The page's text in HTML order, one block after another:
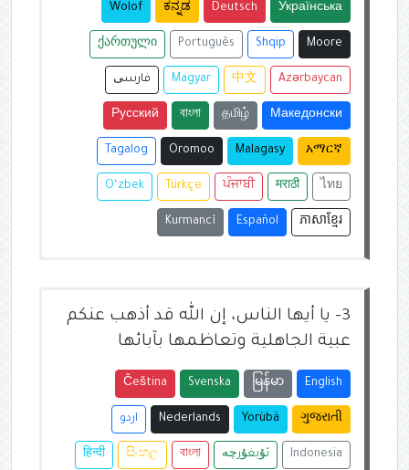
Українська
Deutsch
ಕನ್ನಡ
Wolof
Moore
Shqip
Português
ქართული
Azərbaycan
中文
Magyar فارسی
Македонски
தமிழ்
বাংলা
Русский
አማርኛ
Malagasy
Oromoo
Tagalog
ไทย
मराठी
ਪੰਜਾਬੀ
Türkçe
O‘zbek
ភាសាខ្មែរ
Español
Kurmancî
3-
يا أيها الناس، إن الله قد أذهب عنكم
عبية الجاهلية وتعاظمها بآبائها
English
မြန်မာ
Svenska
Čeština
ગુજરાતી
Yorùbá
Nederlands اردو
Indonesia ئۇيغۇرچە বাংলা
සිංහල
हिन्दी